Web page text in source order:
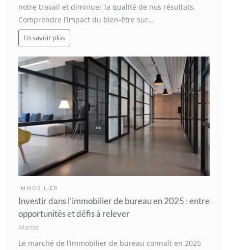
notre travail et diminuer la qualité de nos résultats.
Comprendre l’impact du bien-être sur…
En savoir plus
IMMOBILIER
Investir dans l’immobilier de bureau en 2025 : entre
opportunités et défis à relever
Marise
Le marché de l’immobilier de bureau connaît en 2025